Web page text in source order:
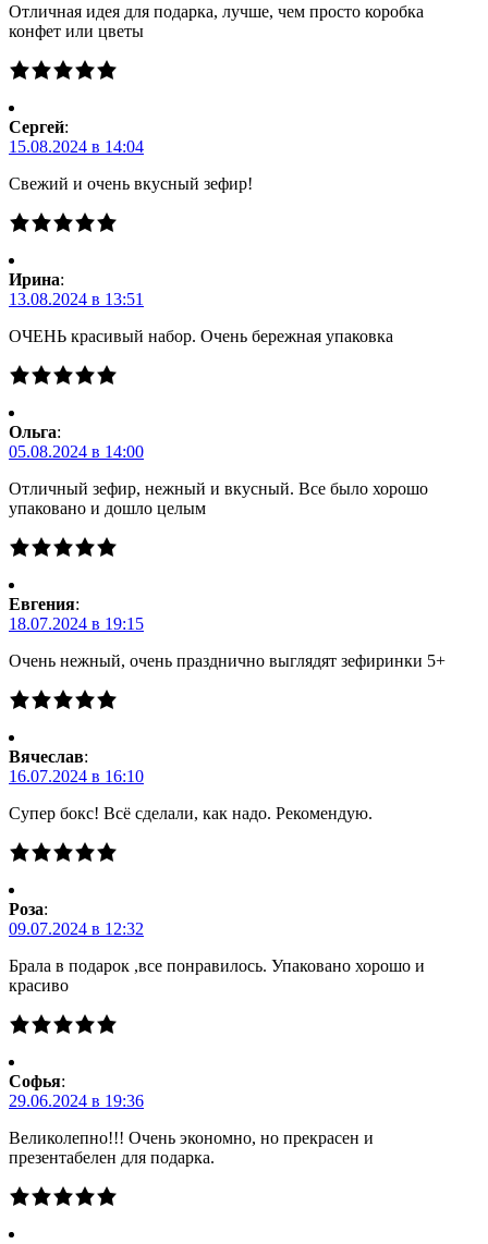
Отличная идея для подарка, лучше, чем просто коробка
конфет или цветы
Сергей:
15.08.2024 в 14:04
Свежий и очень вкусный зефир!
Ирина:
13.08.2024 в 13:51
ОЧЕНЬ красивый набор. Очень бережная упаковка
Ольга:
05.08.2024 в 14:00
Отличный зефир, нежный и вкусный. Все было хорошо
упаковано и дошло целым
Евгения:
18.07.2024 в 19:15
Очень нежный, очень празднично выглядят зефиринки 5+
Вячеслав:
16.07.2024 в 16:10
Супер бокс! Всё сделали, как надо. Рекомендую.
Роза:
09.07.2024 в 12:32
Брала в подарок ,все понравилось. Упаковано хорошо и
красиво
Софья:
29.06.2024 в 19:36
Великолепно!!! Очень экономно, но прекрасен и
презентабелен для подарка.